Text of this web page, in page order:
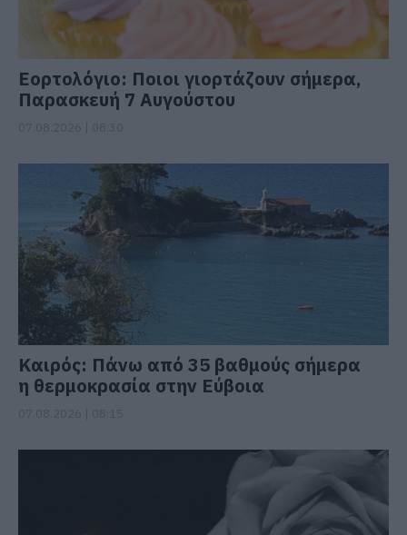
Εορτολόγιο: Ποιοι γιορτάζουν σήμερα,
Παρασκευή 7 Αυγούστου
Καιρός: Πάνω από 35 βαθμούς σήμερα
η θερμοκρασία στην Εύβοια